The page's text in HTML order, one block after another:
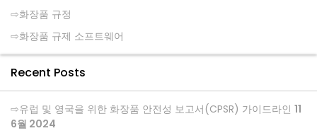
화장품 규정
화장품 규제 소프트웨어
Recent Posts
유럽 및 영국을 위한 화장품 안전성 보고서(CPSR) 가이드라인 11
6월 2024